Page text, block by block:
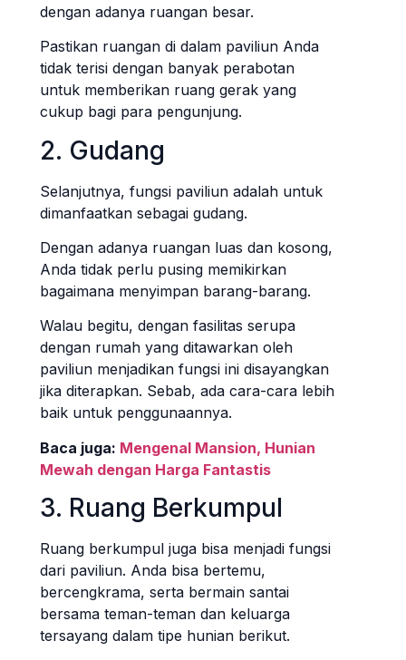
dengan adanya ruangan besar.
Pastikan ruangan di dalam paviliun Anda
tidak terisi dengan banyak perabotan
untuk memberikan ruang gerak yang
cukup bagi para pengunjung.
2. Gudang
Selanjutnya, fungsi paviliun adalah untuk
dimanfaatkan sebagai gudang.
Dengan adanya ruangan luas dan kosong,
Anda tidak perlu pusing memikirkan
bagaimana menyimpan barang-barang.
Walau begitu, dengan fasilitas serupa
dengan rumah yang ditawarkan oleh
paviliun menjadikan fungsi ini disayangkan
jika diterapkan. Sebab, ada cara-cara lebih
baik untuk penggunaannya.
Baca juga: Mengenal Mansion, Hunian
Mewah dengan Harga Fantastis
3. Ruang Berkumpul
Ruang berkumpul juga bisa menjadi fungsi
dari paviliun. Anda bisa bertemu,
bercengkrama, serta bermain santai
bersama teman-teman dan keluarga
tersayang dalam tipe hunian berikut.